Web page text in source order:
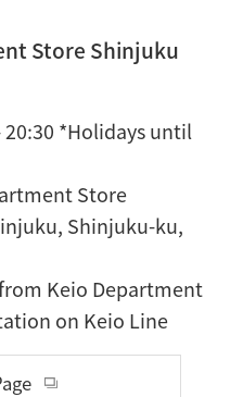
Store Shinjuku
20:30 *Holidays until
Store
Shinjuku-ku,
Keio Department
on Keio Line